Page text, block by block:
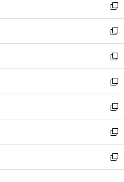
く
ド
ウ
で
開
く
ィ
ン
ド
ウ
で
開
く
い
ウ
ィ
ン
ド
ウ
で
開
く
新
し
い
ウ
ィ
ン
ド
ウ
で
開
く
新
し
い
ウ
ィ
ン
ド
ウ
で
開
く
新
し
い
ウ
ィ
ン
ド
ウ
で
開
新
し
い
ウ
ィ
ン
ド
ウ
新
し
い
ウ
ィ
ン
新
し
い
ウ
新
し